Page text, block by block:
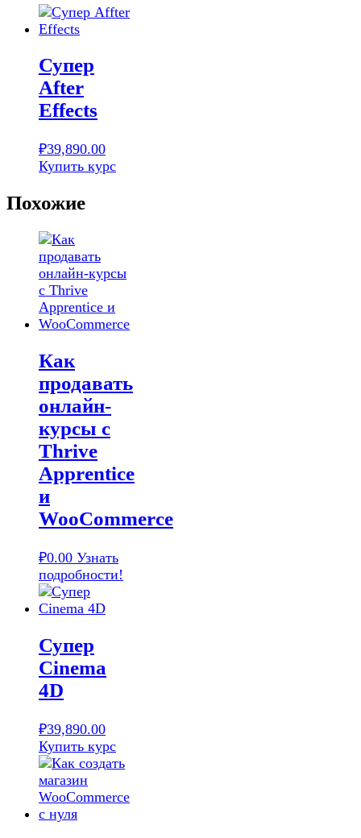
Супер
After
Effects
₽39,890.00
Купить курс
Похожие
Как
продавать
онлайн-
курсы с
Thrive
Apprentice
и
WooCommerce
₽0.00 Узнать
подробности!
Супер
Cinema
4D
₽39,890.00
Купить курс